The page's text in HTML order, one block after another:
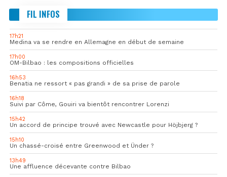
FIL INFOS
17h21
Medina va se rendre en Allemagne en début de semaine
17h00
OM-Bilbao : les compositions officielles
16h53
Benatia ne ressort « pas grandi » de sa prise de parole
16h18
Suivi par Côme, Gouiri va bientôt rencontrer Lorenzi
15h42
Un accord de principe trouvé avec Newcastle pour Höjbjerg ?
15h10
Un chassé-croisé entre Greenwood et Ünder ?
13h49
Une affluence décevante contre Bilbao